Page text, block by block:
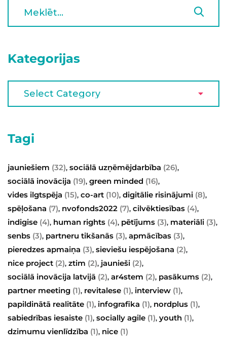
Kategorijas
Tagi
jauniešiem (32), sociālā uzņēmējdarbība (26),
sociālā inovācija (19), green minded (16),
vides ilgtspēja (15), co-art (10), digitālie risinājumi (8),
spēļošana (7), nvofonds2022 (7), cilvēktiesības (4),
indigise (4), human rights (4), pētījums (3), materiāli (3),
senbs (3), partneru tikšanās (3), apmācības (3),
pieredzes apmaiņa (3), sieviešu iespējošana (2),
nice project (2), ztim (2), jaunieši (2),
sociālā inovācija latvijā (2), ar4stem (2), pasākums (2),
partner meeting (1), revitalese (1), interview (1),
papildinātā realitāte (1), infografika (1), nordplus (1),
sabiedrības iesaiste (1), socially agile (1), youth (1),
dzimumu vienlīdzība (1), nice (1)